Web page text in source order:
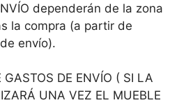
dependerán de la zona
la compra (a partir de
envío).
GASTOS DE ENVÍO ( SI LA
UNA VEZ EL MUEBLE